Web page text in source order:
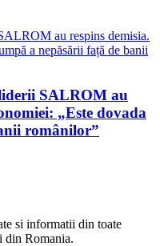
SALROM au
„Este dovada
românilor”
si informatii din toate
din Romania.